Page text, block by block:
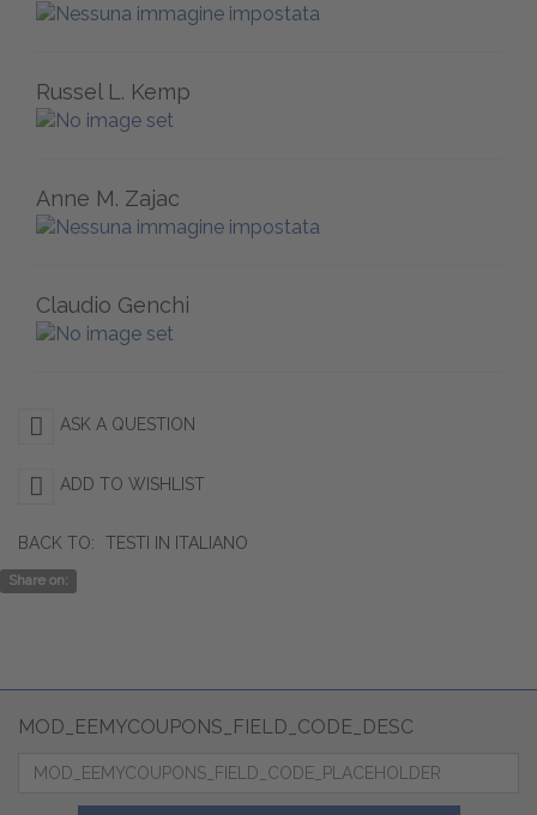
Russel L. Kemp
Anne M. Zajac
Claudio Genchi
ASK A QUESTION
ADD TO WISHLIST
BACK TO: TESTI IN ITALIANO
Share on:
MOD_EEMYCOUPONS_FIELD_CODE_DESC